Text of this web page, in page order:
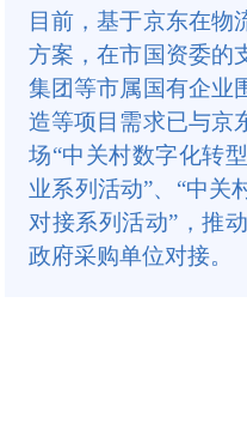
目前，基于京东在物
方案，在市国资委的
集团等市属国有企业
造等项目需求已与京
场“中关村数字化转
业系列活动”、“中关
对接系列活动”，推
政府采购单位对接。